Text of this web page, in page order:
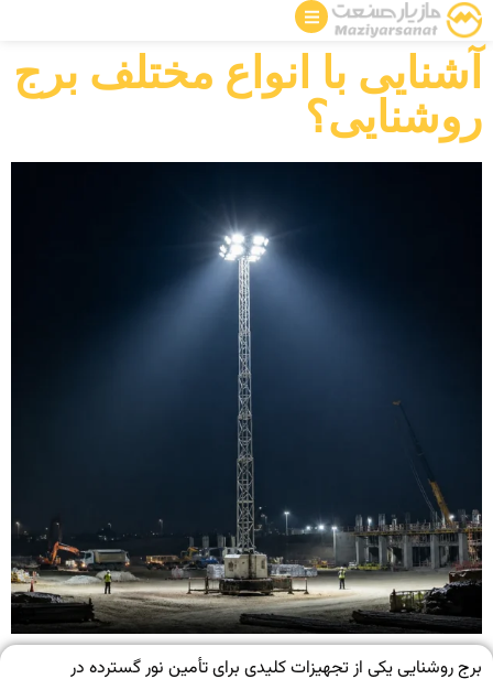
آشنایی با انواع مختلف برج
روشنایی؟
برج روشنایی یکی از تجهیزات کلیدی برای تأمین نور گسترده در